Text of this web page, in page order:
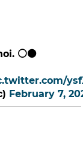
⚪️⚫️
February 7,